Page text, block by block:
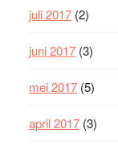
juli 2017(2)
juni 2017(3)
mei 2017(5)
april 2017(3)